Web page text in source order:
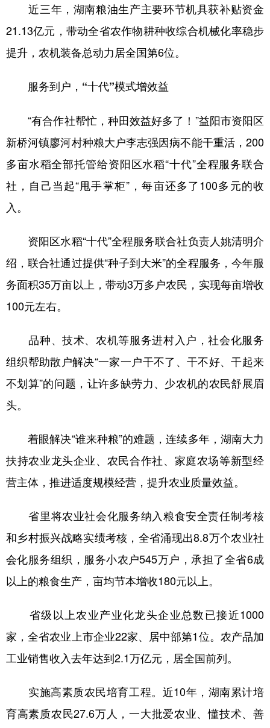
近三年，湖南粮油生产主要环节机具获补贴资金
21.13亿元，带动全省农作物耕种收综合机械化率稳步
提升，农机装备总动力居全国第6位。
服务到户，“十代”模式增效益
“有合作社帮忙，种田效益好多了！”益阳市资阳区
新桥河镇廖河村种粮大户李志强因病不能干重活，200
多亩水稻全部托管给资阳区水稻“十代”全程服务联合
社，自己当起“甩手掌柜”，每亩还多了100多元的收
入。
资阳区水稻“十代”全程服务联合社负责人姚清明介
绍，联合社通过提供“种子到大米”的全程服务，今年服
务面积35万亩以上，带动3万多户农民，实现每亩增收
100元左右。
品种、技术、农机等服务进村入户，社会化服务
组织帮助散户解决“一家一户干不了、干不好、干起来
不划算”的问题，让许多缺劳力、少农机的农民舒展眉
头。
着眼解决“谁来种粮”的难题，连续多年，湖南大力
扶持农业龙头企业、农民合作社、家庭农场等新型经
营主体，推进适度规模经营，提升农业质量效益。
省里将农业社会化服务纳入粮食安全责任制考核
和乡村振兴战略实绩考核，全省涌现出8.8万个农业社
会化服务组织，服务小农户545万户，承担了全省6成
以上的粮食生产，亩均节本增收180元以上。
省级以上农业产业化龙头企业总数已接近1000
家，全省农业上市企业22家、居中部第1位。农产品加
工业销售收入去年达到2.1万亿元，居全国前列。
实施高素质农民培育工程。近10年，湖南累计培
育高素质农民27.6万人，一大批爱农业、懂技术、善